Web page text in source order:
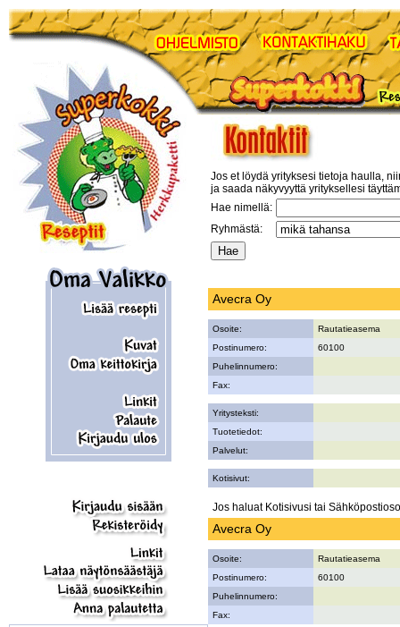
Jos et löydä yrityksesi tietoja haulla,
ja saada näkyvyyttä yrityksellesi
Hae nimellä:
Ryhmästä:
Avecra Oy
Osoite:
Rautatieasema
Postinumero:
60100
Puhelinnumero:
Fax:
Yritysteksti:
Tuotetiedot:
Palvelut:
Kotisivut:
Jos haluat Kotisivusi tai
Avecra Oy
Osoite:
Rautatieasema
Postinumero:
60100
Puhelinnumero:
Fax: